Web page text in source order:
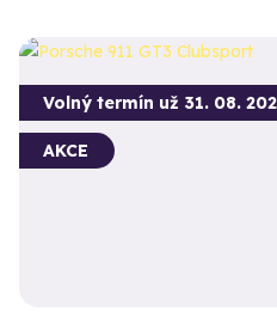
Volný termín už 31. 08.
AKCE